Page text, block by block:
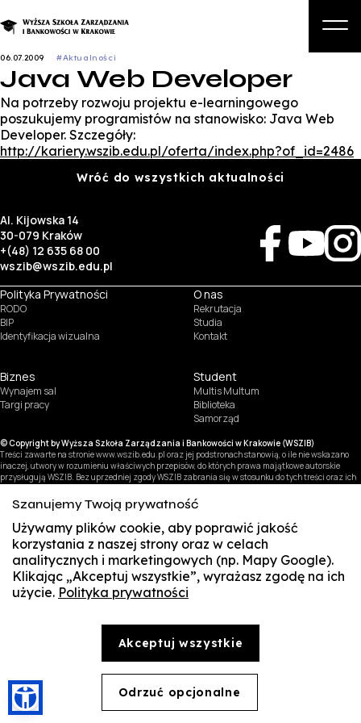
Studia
Studia podyplomowe i kursy
Biznes
06.07.2009 #Aktualności
Java Web Developer
Na potrzeby rozwoju projektu e-learningowego
poszukujemy programistów na stanowisko: Java Web
Developer. Szczegóły:
http://kariery.wszib.edu.pl/oferta/index.php?of_id=2486
Wróć do wszystkich aktualności
Al. Kijowska 14
30-079 Kraków
+(48) 12 635 68 00
wszib@wszib.edu.pl
Polityka Prywatności
RODO
BIP
Identyfikacja wizualna
O nas
Rekrutacja
Studia
Kontakt
Biznes
Wynajem sal
Targi pracy
Student
Multis Multum
Biblioteka
Samorząd
© Copyright by Wyższa Szkoła Zarządzania i Bankowości w Krakowie (WSZIB)
Treści zawarte na stronie www.wszib.edu.pl oraz jej podstronach stanowią, o ile nie wskazano
inaczej, utwory w rozumieniu właściwych przepisów, do których prawa majątkowe autorskie
przysługują WSZIB. Bez uprzedniej zgody WSZIB zabrania się w stosunku do tych treści oraz ich
wyświetlania, utrwalania oraz wykorzystywania w jakiejkolwiek innej formie. Ograniczenia
powyższe nie dotyczą dozwolonego użytku osobistego.
Szanujemy Twoją prywatność
Używamy plików cookie, aby poprawić jakość
korzystania z naszej strony oraz w celach
analitycznych i marketingowych (np. Mapy Google).
Klikając „Akceptuj wszystkie”, wyrażasz zgodę na ich
użycie. Polityka prywatności
Akceptuj wszystkie
Odrzuć opcjonalne